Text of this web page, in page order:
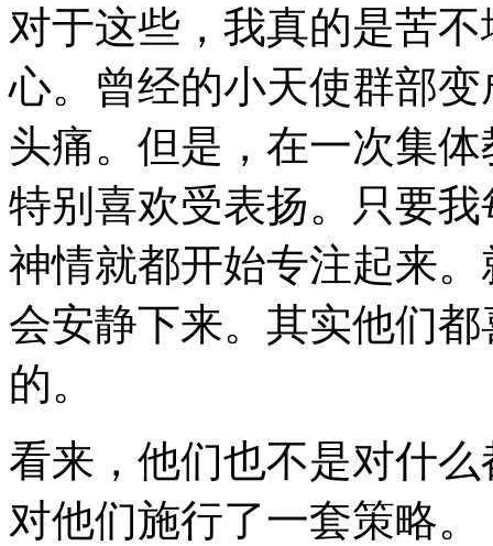
对于这些，我真的是苦
心。曾经的小天使群部
头痛。但是，在一次集
特别喜欢受表扬。只要
神情就都开始专注起来
会安静下来。其实他们
的。
看来，他们也不是对什
对他们施行了一套策略。